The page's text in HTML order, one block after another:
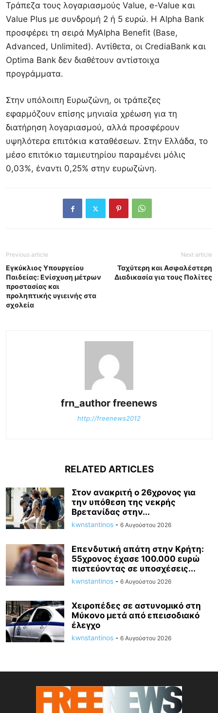
Τράπεζα τους λογαριασμούς Value, e-Value και
Value Plus με συνδρομή 2 ή 5 ευρώ. Η Alpha Bank
προσφέρει τη σειρά MyAlpha Benefit (Base,
Advanced, Unlimited). Αντίθετα, οι CrediaBank και
Optima Bank δεν διαθέτουν αντίστοιχα
προγράμματα.
Στην υπόλοιπη Ευρωζώνη, οι τράπεζες
εφαρμόζουν επίσης μηνιαία χρέωση για τη
διατήρηση λογαριασμού, αλλά προσφέρουν
υψηλότερα επιτόκια καταθέσεων. Στην Ελλάδα, το
μέσο επιτόκιο ταμιευτηρίου παραμένει μόλις
0,03%, έναντι 0,25% στην ευρωζώνη.
Previous article
Εγκύκλιος Υπουργείου
Παιδείας: Ενίσχυση μέτρων
προστασίας και
προληπτικής υγιεινής στα
σχολεία
Next article
Ταχύτερη και Ασφαλέστερη
Διαδικασία για τους Πολίτες
frn_author freenews
http://freenews2012
RELATED ARTICLES
Στον ανακριτή ο 26χρονος για
την υπόθεση της νεκρής
Βρετανίδας στην...
kwnstantinos - 6 Αυγούστου 2026
Επενδυτική απάτη στην Κρήτη:
55χρονος έχασε 100.000 ευρώ
πιστεύοντας σε υποσχέσεις...
kwnstantinos - 6 Αυγούστου 2026
Χειροπέδες σε αστυνομικό στη
Μύκονο μετά από επεισοδιακό
έλεγχο
kwnstantinos - 6 Αυγούστου 2026